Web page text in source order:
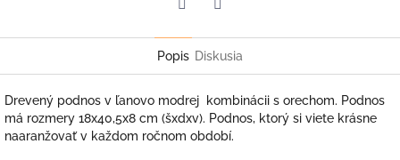
Popis Diskusia
Drevený podnos v ľanovo modrej kombinácii s orechom. Podnos
má rozmery 18x40,5x8 cm (šxdxv). Podnos, ktorý si viete krásne
naaranžovať v každom ročnom období.